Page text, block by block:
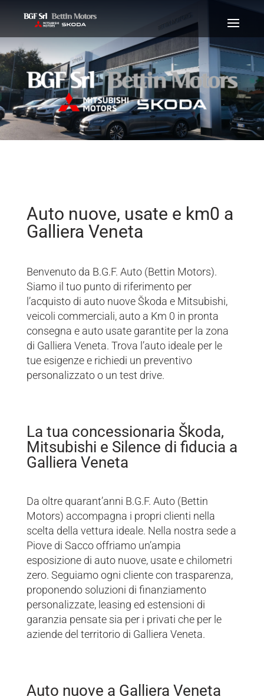
Auto nuove, usate e km0 a
Galliera Veneta
Benvenuto da B.G.F. Auto (Bettin Motors).
Siamo il tuo punto di riferimento per
l’acquisto di auto nuove Škoda e Mitsubishi,
veicoli commerciali, auto a Km 0 in pronta
consegna e auto usate garantite per la zona
di Galliera Veneta. Trova l’auto ideale per le
tue esigenze e richiedi un preventivo
personalizzato o un test drive.
La tua concessionaria Škoda,
Mitsubishi e Silence di fiducia a
Galliera Veneta
Da oltre quarant’anni B.G.F. Auto (Bettin
Motors) accompagna i propri clienti nella
scelta della vettura ideale. Nella nostra sede a
Piove di Sacco offriamo un’ampia
esposizione di auto nuove, usate e chilometri
zero. Seguiamo ogni cliente con trasparenza,
proponendo soluzioni di finanziamento
personalizzate, leasing ed estensioni di
garanzia pensate sia per i privati che per le
aziende del territorio di Galliera Veneta.
Auto nuove a Galliera Veneta